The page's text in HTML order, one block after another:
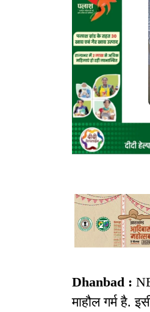
Dhanbad :
माहौल गर्म है.